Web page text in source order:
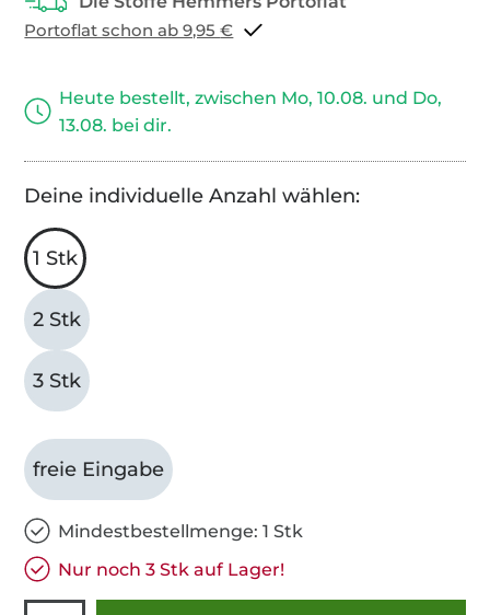
Portoflat schon ab 9,95 €
Heute bestellt, zwischen Mo, 10.08. und Do,
13.08. bei dir.
Deine individuelle Anzahl wählen:
1 Stk
2 Stk
3 Stk
freie Eingabe
Mindestbestellmenge: 1 Stk
Nur noch 3 Stk auf Lager!